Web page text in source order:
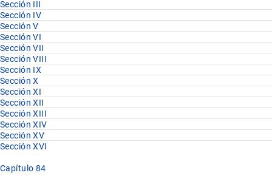
Sección III
Sección IV
Sección V
Sección VI
Sección VII
Sección VIII
Sección IX
Sección X
Sección XI
Sección XII
Sección XIII
Sección XIV
Sección XV
Sección XVI
Capítulo 84